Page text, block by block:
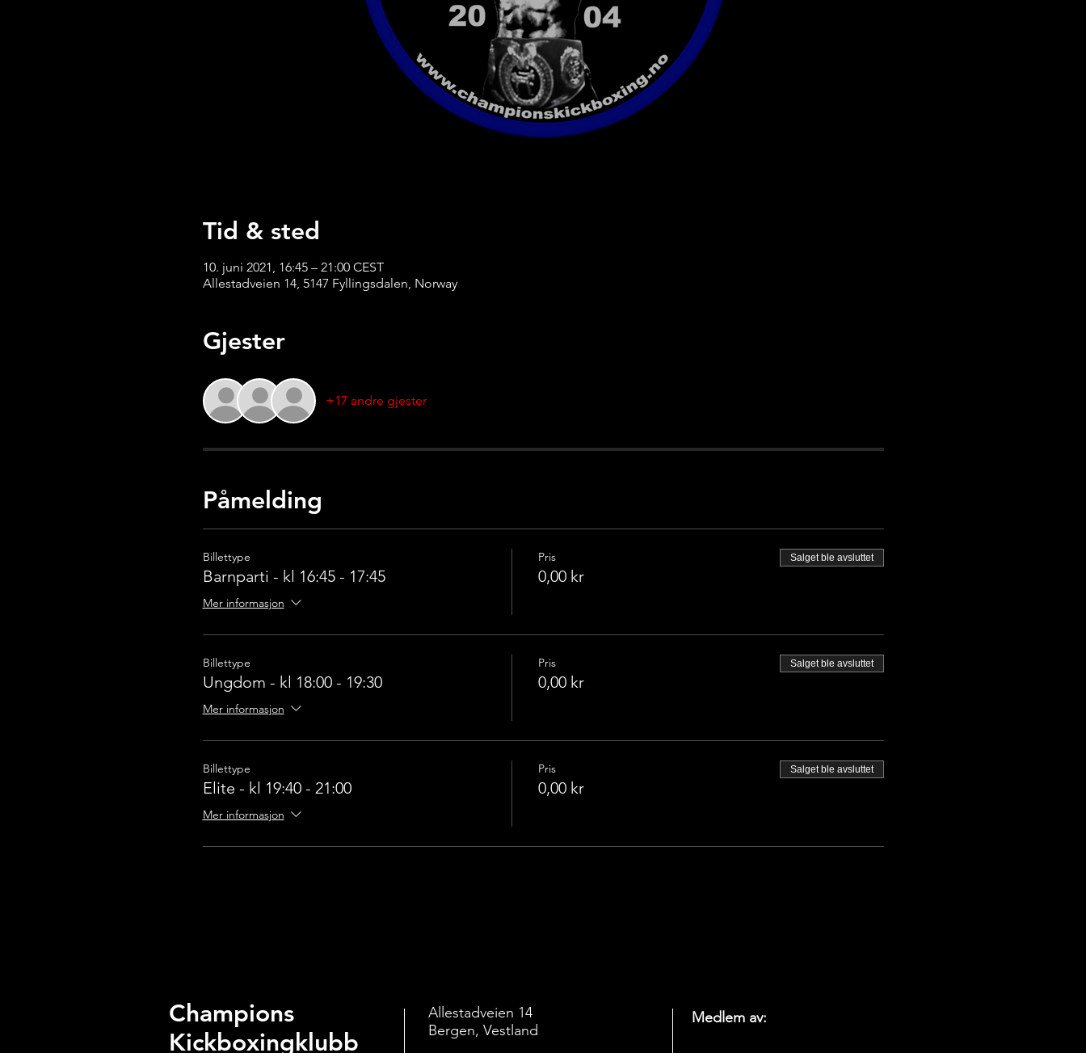
Tid & sted
10. juni 2021, 16:45 – 21:00 CEST
Allestadveien 14, 5147 Fyllingsdalen, Norway
Gjester
+17 andre gjester
Påmelding
Billettype
Barnparti - kl 16:45 - 17:45
Mer informasjon
Pris
0,00 kr
Salget ble avsluttet
Billettype
Ungdom - kl 18:00 - 19:30
Mer informasjon
Pris
0,00 kr
Salget ble avsluttet
Billettype
Elite - kl 19:40 - 21:00
Mer informasjon
Pris
0,00 kr
Salget ble avsluttet
Champions
Kickboxingklubb
Allestadveien 14
Bergen, Vestland
Medlem av: